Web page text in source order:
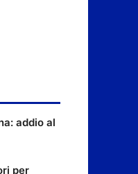
addio al
per